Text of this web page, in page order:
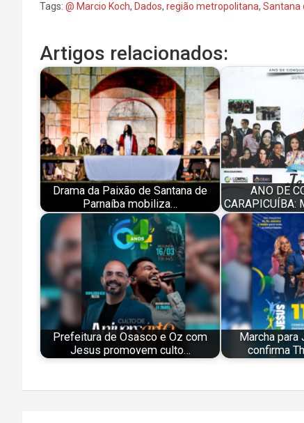
Tags: @ Marcio Koch, Dados, região metropolitana, Santana
Artigos relacionados:
Drama da Paixão de Santana de
Parnaíba mobiliza…
ANO DE
CARAPICUÍBA:
Prefeitura de Osasco e Oz com
Jesus promovem culto…
Marcha
confirma